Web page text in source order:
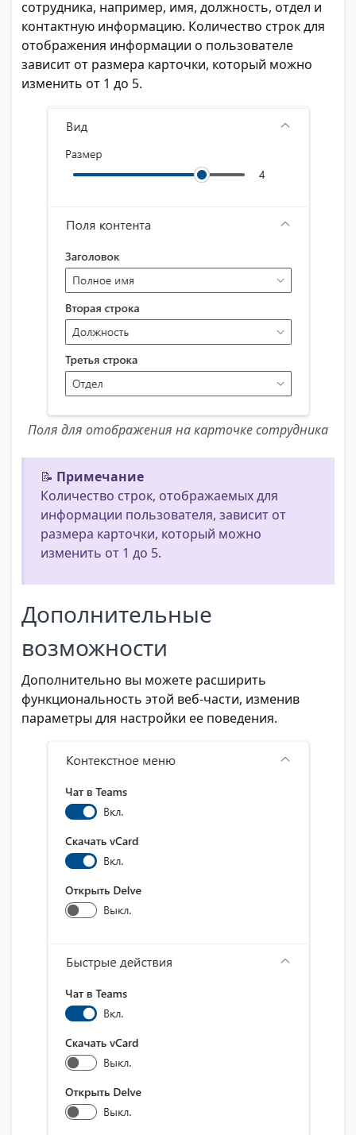
сотрудника, например, имя, должность, отдел и
контактную информацию. Количество строк для
отображения информации о пользователе
зависит от размера карточки, который можно
изменить от 1 до 5.
Поля для отображения на карточке сотрудника
📝 Примечание
Количество строк, отображаемых для
информации пользователя, зависит от
размера карточки, который можно
изменить от 1 до 5.
Дополнительные
возможности
Дополнительно вы можете расширить
функциональность этой веб-части, изменив
параметры для настройки ее поведения.